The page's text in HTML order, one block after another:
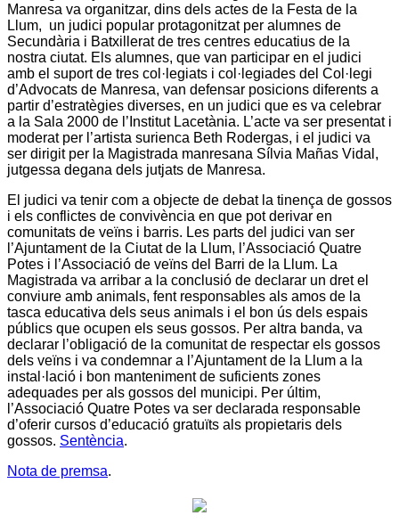
Manresa va organitzar, dins dels actes de la Festa de la
Llum, un judici popular protagonitzat per alumnes de
Secundària i Batxillerat de tres centres educatius de la
nostra ciutat. Els alumnes, que van participar en el judici
amb el suport de tres col·legiats i col·legiades del Col·legi
d’Advocats de Manresa, van defensar posicions diferents a
partir d’estratègies diverses, en un judici que es va celebrar
a la Sala 2000 de l’Institut Lacetània. L’acte va ser presentat i
moderat per l’artista surienca Beth Rodergas, i el judici va
ser dirigit per la Magistrada manresana Sílvia Mañas Vidal,
jutgessa degana dels jutjats de Manresa.
El judici va tenir com a objecte de debat la tinença de gossos
i els conflictes de convivència en que pot derivar en
comunitats de veïns i barris. Les parts del judici van ser
l’Ajuntament de la Ciutat de la Llum, l’Associació Quatre
Potes i l’Associació de veïns del Barri de la Llum. La
Magistrada va arribar a la conclusió de declarar un dret el
conviure amb animals, fent responsables als amos de la
tasca educativa dels seus animals i el bon ús dels espais
públics que ocupen els seus gossos. Per altra banda, va
declarar l’obligació de la comunitat de respectar els gossos
dels veïns i va condemnar a l’Ajuntament de la Llum a la
instal·lació i bon manteniment de suficients zones
adequades per als gossos del municipi. Per últim,
l’Associació Quatre Potes va ser declarada responsable
d’oferir cursos d’educació gratuïts als propietaris dels
gossos. Sentència.
Nota de premsa.